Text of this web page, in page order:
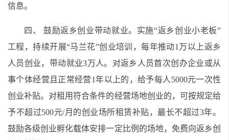
信息。
四、 鼓励返乡创业带动就业。实施“返乡创业小老板”
工程，持续开展“马兰花”创业培训，每年推动1万以上返乡
人员创业，带动就业3万人。对返乡人员首次创办企业或从
事个体经营且正常经营1年以上的，给予每人5000元一次性
创业补贴。对租用符合条件的经营场地创业的，可按规定给
予不超过500元/月的创业场所租赁补贴，最长不超过3年。
鼓励各级创业孵化载体安排一定比例的场地，免费向返乡创